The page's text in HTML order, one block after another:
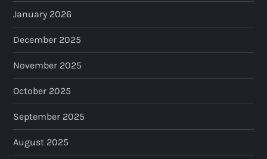
January 2026
December 2025
November 2025
October 2025
September 2025
August 2025